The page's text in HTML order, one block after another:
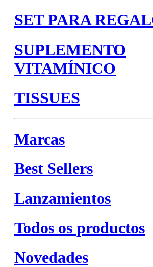
SET PARA
SUPLEMENTO
VITAMÍNICO
TISSUES
Marcas
Best Sellers
Lanzamientos
Todos os productos
Novedades